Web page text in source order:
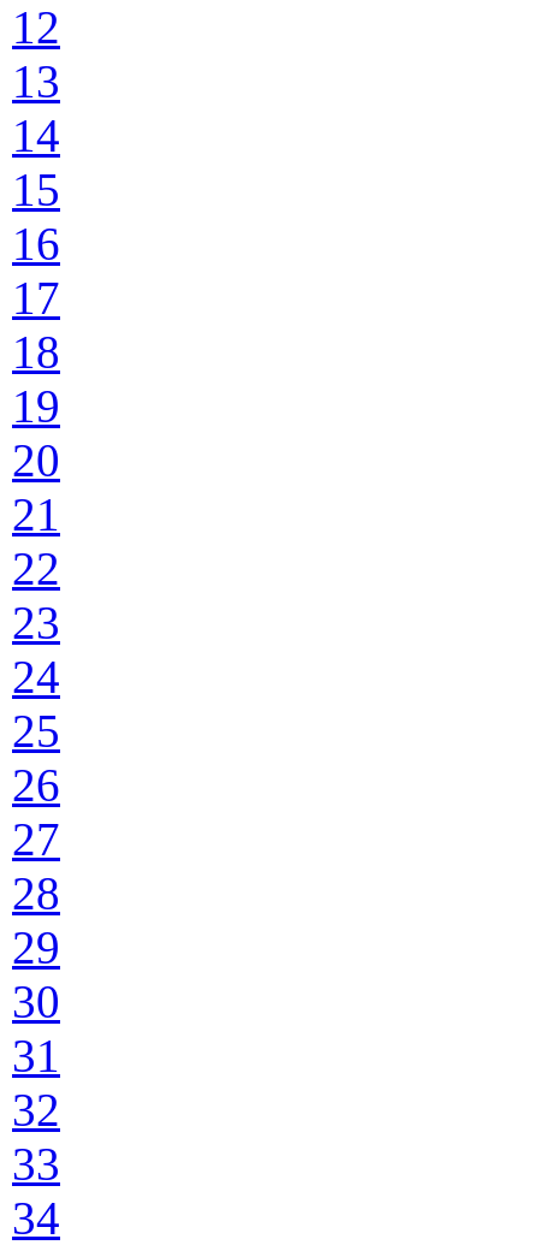
12
13
14
15
16
17
18
19
20
21
22
23
24
25
26
27
28
29
30
31
32
33
34